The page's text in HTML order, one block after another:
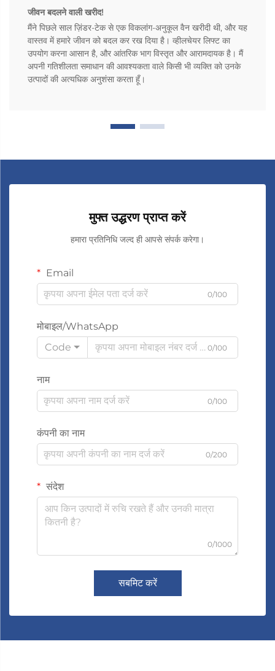
जीवन बदलने वाली खरीद!
मैंने पिछले साल ज़िंडर-टेक से एक विकलांग-अनुकूल वैन खरीदी थी, और यह
वास्तव में हमारे जीवन को बदल कर रख दिया है। व्हीलचेयर लिफ्ट का
उपयोग करना आसान है, और आंतरिक भाग विस्तृत और आरामदायक है। मैं
अपनी गतिशीलता समाधान की आवश्यकता वाले किसी भी व्यक्ति को उनके
उत्पादों की अत्यधिक अनुशंसा करता हूँ।
मुफ्त उद्धरण प्राप्त करें
हमारा प्रतिनिधि जल्द ही आपसे संपर्क करेगा।
Email
0/100
मोबाइल/WhatsApp
Code
0/100
नाम
0/100
कंपनी का नाम
0/200
संदेश
0/1000
सबमिट करें